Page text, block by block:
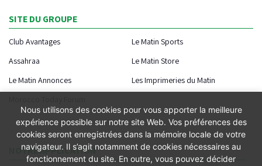
SITE DU GROUPE
Club Avantages
Le Matin Sports
Assahraa
Le Matin Store
Le Matin Annonces
Les Imprimeries du Matin
NOTRE APPLICATION
Nous utilisons des cookies pour vous apporter la meilleure
expérience possible sur notre site Web. Vos préférences des
cookies seront enregistrées dans la mémoire locale de votre
navigateur. Il s’agit notamment de cookies nécessaires au
fonctionnement du site. En outre, vous pouvez décider